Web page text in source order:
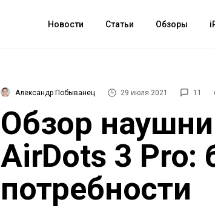
Новости Статьи Обзоры
Александр Побыванец 29 июля 2021 11
Обзор
AirDots 3 Pro:
потребности